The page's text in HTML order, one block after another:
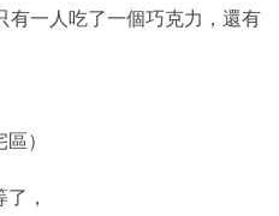
有一人吃了一個巧克力，還有
）
，